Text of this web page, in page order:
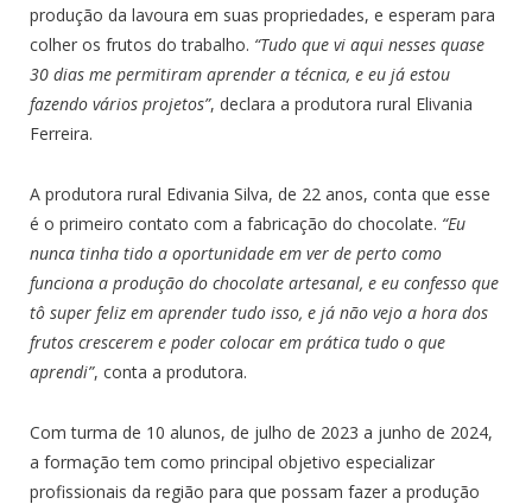
produção da lavoura em suas propriedades, e esperam para
colher os frutos do trabalho. “Tudo que vi aqui nesses quase
30 dias me permitiram aprender a técnica, e eu já estou
fazendo vários projetos”, declara a produtora rural Elivania
Ferreira.
A produtora rural Edivania Silva, de 22 anos, conta que esse
é o primeiro contato com a fabricação do chocolate. “Eu
nunca tinha tido a oportunidade em ver de perto como
funciona a produção do chocolate artesanal, e eu confesso que
tô super feliz em aprender tudo isso, e já não vejo a hora dos
frutos crescerem e poder colocar em prática tudo o que
aprendi”, conta a produtora.
Com turma de 10 alunos, de julho de 2023 a junho de 2024,
a formação tem como principal objetivo especializar
profissionais da região para que possam fazer a produção